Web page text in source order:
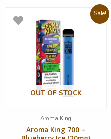
Sale!
OUT OF STOCK
Aroma King
Aroma King 700 –